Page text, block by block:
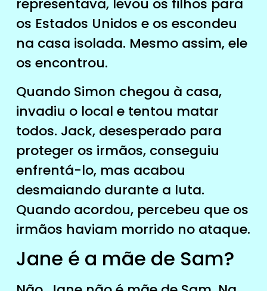
representava, levou os filhos para
os Estados Unidos e os escondeu
na casa isolada. Mesmo assim, ele
os encontrou.
Quando Simon chegou à casa,
invadiu o local e tentou matar
todos. Jack, desesperado para
proteger os irmãos, conseguiu
enfrentá-lo, mas acabou
desmaiando durante a luta.
Quando acordou, percebeu que os
irmãos haviam morrido no ataque.
Jane é a mãe de Sam?